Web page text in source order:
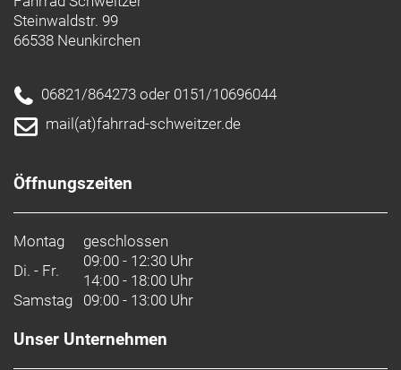
Steinwaldstr. 99
66538 Neunkirchen
06821/864273 oder 0151/10696044
mail(at)fahrrad-schweitzer.de
Öffnungszeiten
Montag
geschlossen
Di. - Fr.
09:00 - 12:30 Uhr
14:00 - 18:00 Uhr
Samstag 09:00 - 13:00 Uhr
Unser Unternehmen